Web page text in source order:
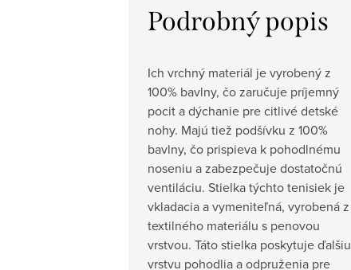
Podrobný popis
Ich vrchný materiál je vyrobený z
100% bavlny, čo zaručuje príjemný
pocit a dýchanie pre citlivé detské
nohy. Majú tiež podšívku z 100%
bavlny, čo prispieva k pohodlnému
noseniu a zabezpečuje dostatočnú
ventiláciu. Stielka týchto tenisiek je
vkladacia a vymeniteľná, vyrobená z
textilného materiálu s penovou
vrstvou. Táto stielka poskytuje ďalšiu
vrstvu pohodlia a odpruženia pre